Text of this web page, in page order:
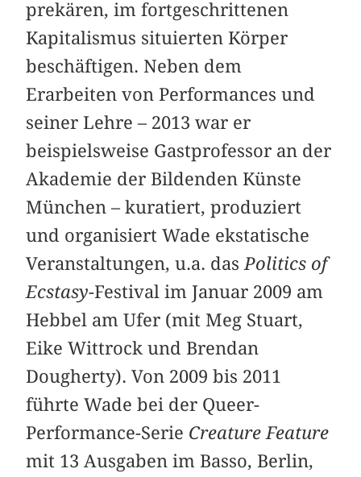
prekären, im fortgeschrittenen
Kapitalismus situierten Körper
beschäftigen. Neben dem
Erarbeiten von Performances und
seiner Lehre – 2013 war er
beispielsweise Gastprofessor an der
Akademie der Bildenden Künste
München – kuratiert, produziert
und organisiert Wade ekstatische
Veranstaltungen, u.a. das Politics of
Ecstasy-Festival im Januar 2009 am
Hebbel am Ufer (mit Meg Stuart,
Eike Wittrock und Brendan
Dougherty). Von 2009 bis 2011
führte Wade bei der Queer-
Performance-Serie Creature Feature
mit 13 Ausgaben im Basso, Berlin,